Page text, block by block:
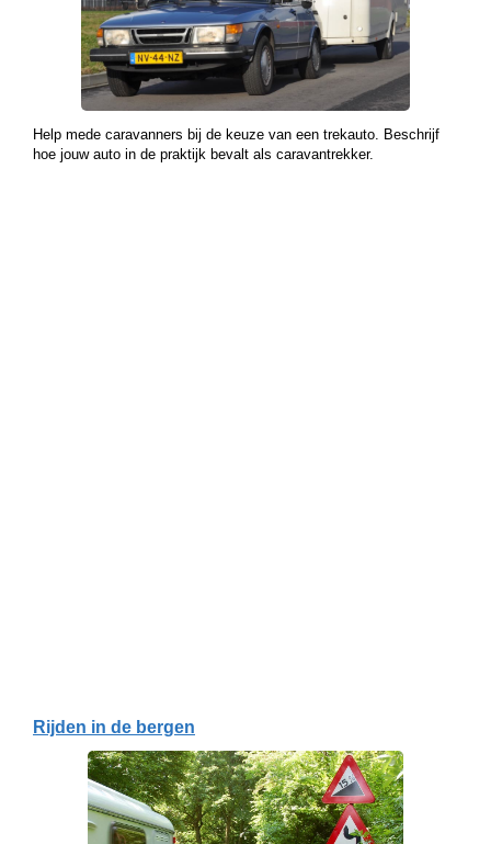
Help mede caravanners bij de keuze van een trekauto. Beschrijf
hoe jouw auto in de praktijk bevalt als caravantrekker.
Rijden in de bergen